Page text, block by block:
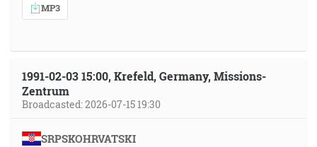
MP3
1991-02-03 15:00, Krefeld, Germany, Missions-
Zentrum
Broadcasted: 2026-07-15 19:30
SRPSKOHRVATSKI